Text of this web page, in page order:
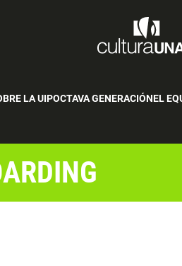
LA UIPOCTAVA GENERACIÓNEL